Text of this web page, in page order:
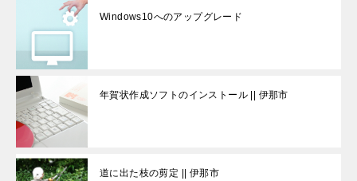
Windows10へのアップグレード
年賀状作成ソフトのインストール || 伊那市
道に出た枝の剪定 || 伊那市